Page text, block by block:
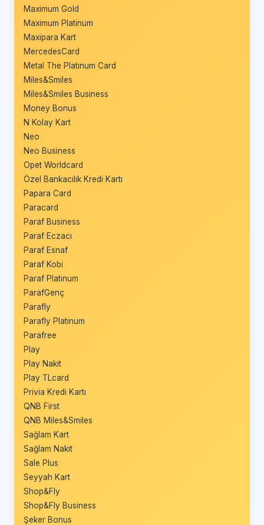
Maximum Gold
Maximum Platinum
Maxipara Kart
MercedesCard
Metal The Platinum Card
Miles&Smiles
Miles&Smiles Business
Money Bonus
N Kolay Kart
Neo
Neo Business
Opet Worldcard
Özel Bankacılık Kredi Kartı
Papara Card
Paracard
Paraf Business
Paraf Eczacı
Paraf Esnaf
Paraf Kobi
Paraf Platinum
ParafGenç
Parafly
Parafly Platinum
Parafree
Play
Play Nakit
Play TLcard
Privia Kredi Kartı
QNB First
QNB Miles&Smiles
Sağlam Kart
Sağlam Nakit
Sale Plus
Seyyah Kart
Shop&Fly
Shop&Fly Business
Şeker Bonus